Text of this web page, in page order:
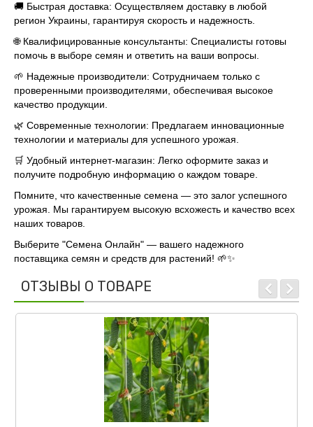
🚚 Быстрая доставка: Осуществляем доставку в любой
регион Украины, гарантируя скорость и надежность.
🌐 Квалифицированные консультанты: Специалисты готовы
помочь в выборе семян и ответить на ваши вопросы.
🌱 Надежные производители: Сотрудничаем только с
проверенными производителями, обеспечивая высокое
качество продукции.
🌿 Современные технологии: Предлагаем инновационные
технологии и материалы для успешного урожая.
🛒 Удобный интернет-магазин: Легко оформите заказ и
получите подробную информацию о каждом товаре.
Помните, что качественные семена — это залог успешного
урожая. Мы гарантируем высокую всхожесть и качество всех
наших товаров.
Выберите "Семена Онлайн" — вашего надежного
поставщика семян и средств для растений! 🌱✨
ОТЗЫВЫ О ТОВАРЕ